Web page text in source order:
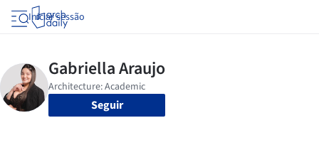
Iniciar sessão
Seguir